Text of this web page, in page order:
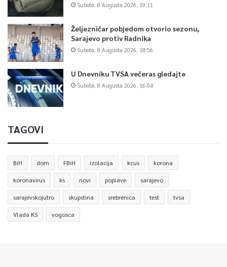
Subota, 8 Augusta 2026, 19:11
Željezničar pobjedom otvorio sezonu,
Sarajevo protiv Radnika
Subota, 8 Augusta 2026, 18:56
U Dnevniku TVSA večeras gledajte
Subota, 8 Augusta 2026, 16:04
TAGOVI
BiH dom FBiH izolacija kcus korona
koronavirus ks novi poplave sarajevo
sarajevskojutro skupstina srebrenica test tvsa
Vlada KS vogosca